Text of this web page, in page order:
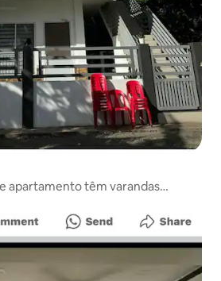
apartamento têm varandas